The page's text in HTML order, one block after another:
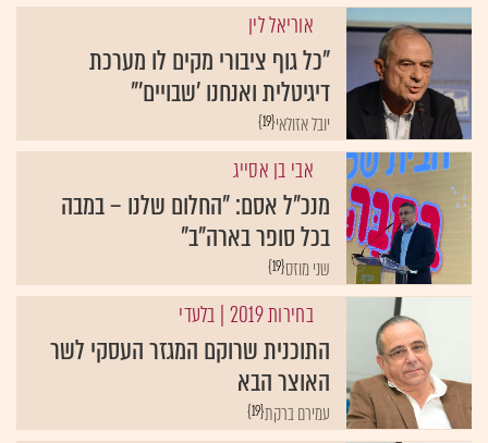
אוריאל לין
"כל גוף ציבורי מקים לו מערכת
דיגיטלית ואנחנו 'שבויים'"
{19}יובל אזולאי
אבי בן אסייג
מנכ"ל אסם: "החלום שלנו – במבה
בכל סופר בארה"ב"
{19}שני מוזס
בחירות 2019 | בלעדי
התוכנית שרוקם המגזר העסקי לשר
האוצר הבא
{19}עמירם ברקת